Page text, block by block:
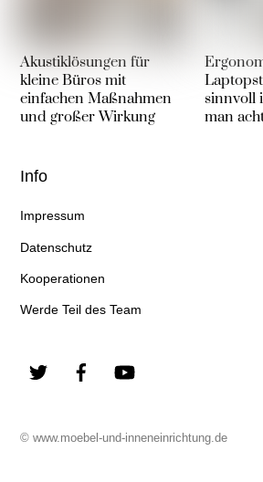
Akustiklösungen für
kleine Büros mit
einfachen Maßnahmen
und großer Wirkung
sinnvoll
man
Info
Impressum
Datenschutz
Kooperationen
Werde Teil des Team
Twitter
© www.moebel-und-inneneinrichtung.de